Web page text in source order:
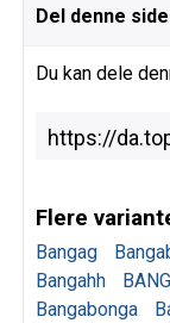
Del denne side
Du kan dele
Flere
Bangag
Bangahh
Bangabonga